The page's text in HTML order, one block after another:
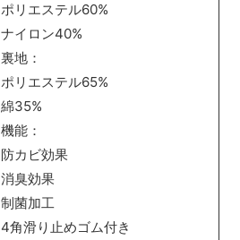
ポリエステル60%
ナイロン40%
裏地：
ポリエステル65%
綿35%
機能：
防カビ効果
消臭効果
制菌加工
4角滑り止めゴム付き